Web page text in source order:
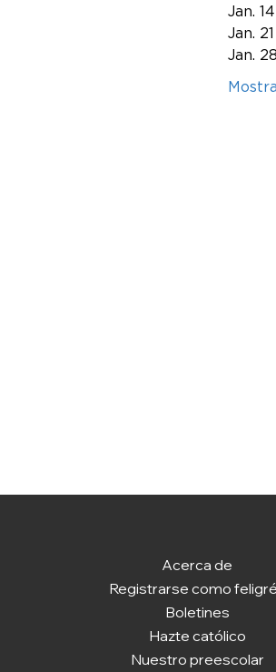
Jan.
Jan.
Jan.
Acerca de
Registrarse como
Boletines
Hazte católico
Nuestro preescolar